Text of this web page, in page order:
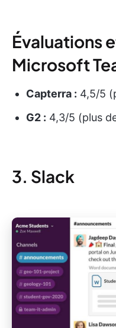
Évaluations
Microsoft
Capterra : 4,5/5
G2 : 4,3/5 (plus
3. Slack